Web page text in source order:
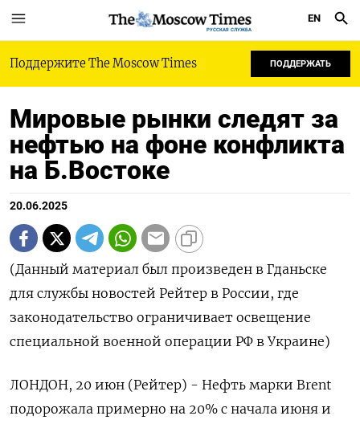
РУССКАЯ СЛУЖБА
EN
Поддержите The Moscow Times ПОДДЕРЖАТЬ
Мировые рынки следят за
нефтью на фоне конфликта
на Б.Востоке
20.06.2025
(Данный материал был произведен в Гданьске
для службы новостей Рейтер в России, где
законодательство ограничивает освещение
специальной военной операции РФ в Украине)
ЛОНДОН, 20 июн (Рейтер) - Нефть марки Brent
подорожала примерно на 20% с начала июня и